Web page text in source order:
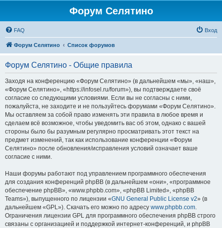
Форум Селятино
FAQ Вход
Форум Селятино Список форумов
Форум Селятино - Общие правила
Заходя на конференцию «Форум Селятино» (в дальнейшем «мы», «наш»,
«Форум Селятино», «https://infosel.ru/forum»), вы подтверждаете своё
согласие со следующими условиями. Если вы не согласны с ними,
пожалуйста, не заходите и не пользуйтесь форумами «Форум Селятино».
Мы оставляем за собой право изменять эти правила в любое время и
сделаем всё возможное, чтобы уведомить вас об этом, однако с вашей
стороны было бы разумным регулярно просматривать этот текст на
предмет изменений, так как использование конференции «Форум
Селятино» после обновления/исправления условий означает ваше
согласие с ними.
Наши форумы работают под управлением программного обеспечения
для создания конференций phpBB (в дальнейшем «они», «программное
обеспечение phpBB», «www.phpbb.com», «phpBB Limited», «phpBB
Teams»), выпущенного по лицензии «GNU General Public License v2» (в
дальнейшем «GPL»). Скачать его можно по адресу www.phpbb.com.
Ограничения лицензии GPL для программного обеспечения phpBB строго
связаны с организацией и поддержкой интернет-конференций, и phpBB